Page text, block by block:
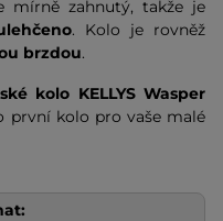
mírně zahnutý, takže je
. Kolo je rovněž
brzdou.
kolo KELLYSWasper
první kolo pro vaše malé